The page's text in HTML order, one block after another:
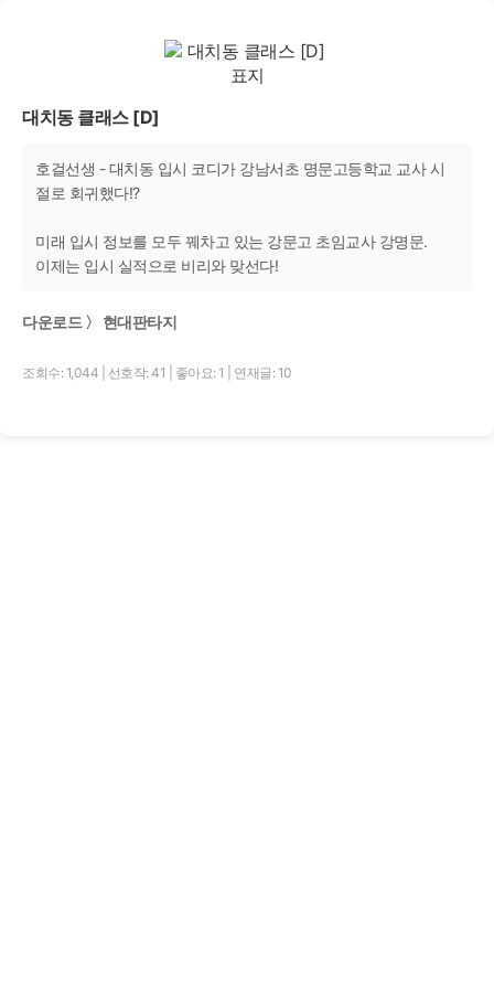
대치동 클래스 [D]
호걸선생 - 대치동 입시 코디가 강남서초 명문고등학교 교사 시
절로 회귀했다!?
미래 입시 정보를 모두 꿰차고 있는 강문고 초임교사 강명문.
이제는 입시 실적으로 비리와 맞선다!
다운로드 〉 현대판타지
조회수: 1,044 선호작: 41 좋아요: 1 연재글: 10